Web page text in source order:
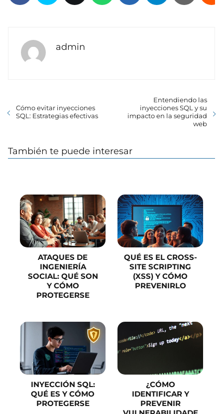
admin
Cómo evitar inyecciones
SQL: Estrategias efectivas
Entendiendo las
inyecciones SQL y su
impacto en la seguridad
web
También te puede interesar
ATAQUES DE
INGENIERÍA
SOCIAL: QUÉ SON
Y CÓMO
PROTEGERSE
QUÉ ES EL CROSS-
SITE SCRIPTING
(XSS) Y CÓMO
PREVENIRLO
INYECCIÓN SQL:
QUÉ ES Y CÓMO
PROTEGERSE
¿CÓMO
IDENTIFICAR Y
PREVENIR